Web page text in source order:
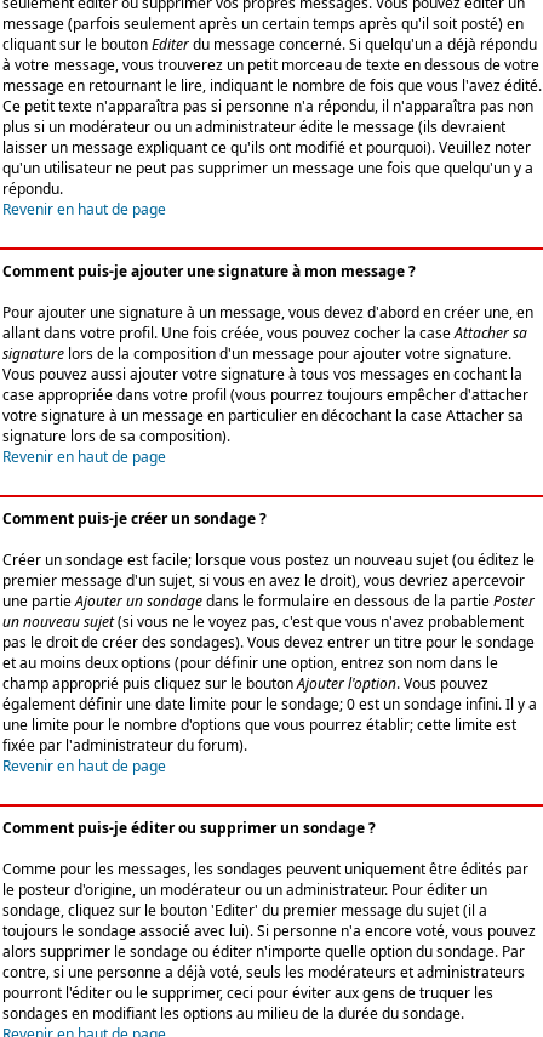
message (parfois seulement après un certain temps après qu'il soit posté) en
cliquant sur le boutonEditerdu message concerné. Si quelqu'un a déjà répondu
à votre message, vous trouverez un petit morceau de texte en dessous de votre
message en retournant le lire, indiquant le nombre de fois que vous l'avez édité.
Ce petit texte n'apparaîtra pas si personne n'a répondu, il n'apparaîtra pas non
plus si un modérateur ou un administrateur édite le message (ils devraient
laisser un message expliquant ce qu'ils ont modifié et pourquoi). Veuillez noter
qu'un utilisateur ne peut pas supprimer un message une fois que quelqu'un y a
répondu.
Revenir en haut de page
Comment puis-je ajouter une signature à mon message ?
Pour ajouter une signature à un message, vous devez d'abord en créer une, en
allant dans votre profil. Une fois créée, vous pouvez cocher la caseAttacher sa
signature lors de la composition d'un message pour ajouter votre signature.
Vous pouvez aussi ajouter votre signature à tous vos messages en cochant la
case appropriée dans votre profil (vous pourrez toujours empêcher d'attacher
votre signature à un message en particulier en décochant la case Attacher sa
signature lors de sa composition).
Revenir en haut de page
Comment puis-je créer un sondage ?
Créer un sondage est facile; lorsque vous postez un nouveau sujet (ou éditez le
premier message d'un sujet, si vous en avez le droit), vous devriez apercevoir
une partieAjouter un sondagedans le formulaire en dessous de la partiePoster
un nouveau sujet(si vous ne le voyez pas, c'est que vous n'avez probablement
pas le droit de créer des sondages). Vous devez entrer un titre pour le sondage
et au moins deux options (pour définir une option, entrez son nom dans le
champ approprié puis cliquez sur le boutonAjouter l'option. Vous pouvez
également définir une date limite pour le sondage; 0 est un sondage infini. Il y a
une limite pour le nombre d'options que vous pourrez établir; cette limite est
fixée par l'administrateur du forum).
Revenir en haut de page
Comment puis-je éditer ou supprimer un sondage ?
Comme pour les messages, les sondages peuvent uniquement être édités par
le posteur d'origine, un modérateur ou un administrateur. Pour éditer un
sondage, cliquez sur le bouton 'Editer' du premier message du sujet (il a
toujours le sondage associé avec lui). Si personne n'a encore voté, vous pouvez
alors supprimer le sondage ou éditer n'importe quelle option du sondage. Par
contre, si une personne a déjà voté, seuls les modérateurs et administrateurs
pourront l'éditer ou le supprimer, ceci pour éviter aux gens de truquer les
sondages en modifiant les options au milieu de la durée du sondage.